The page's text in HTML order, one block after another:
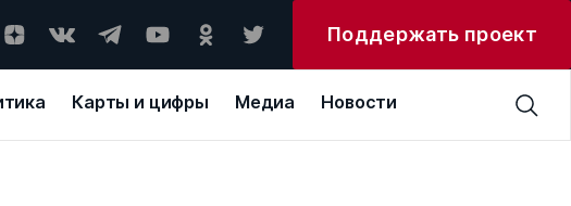
Поддержать проект
Карты и цифры Медиа Новости